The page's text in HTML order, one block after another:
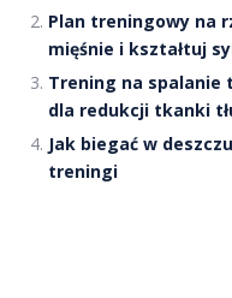
Plan treningowy na
mięśnie i kształtuj
Trening na spalanie
dla redukcji tkanki
Jak biegać w
treningi